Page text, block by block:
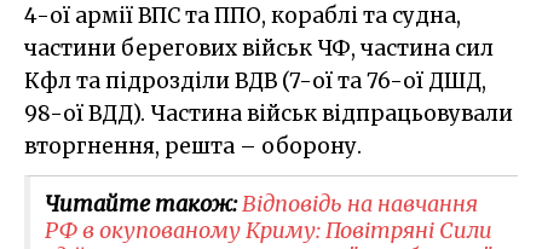
4-ої армії ВПС та ППО, кораблі та судна,
частини берегових військ ЧФ, частина сил
Кфл та підрозділи ВДВ (7-ої та 76-ої ДШД,
98-ої ВДД). Частина військ відпрацьовували
вторгнення, решта – оборону.
Читайте також:Відповідь на навчання
РФ в окупованому Криму: Повітряні Сили